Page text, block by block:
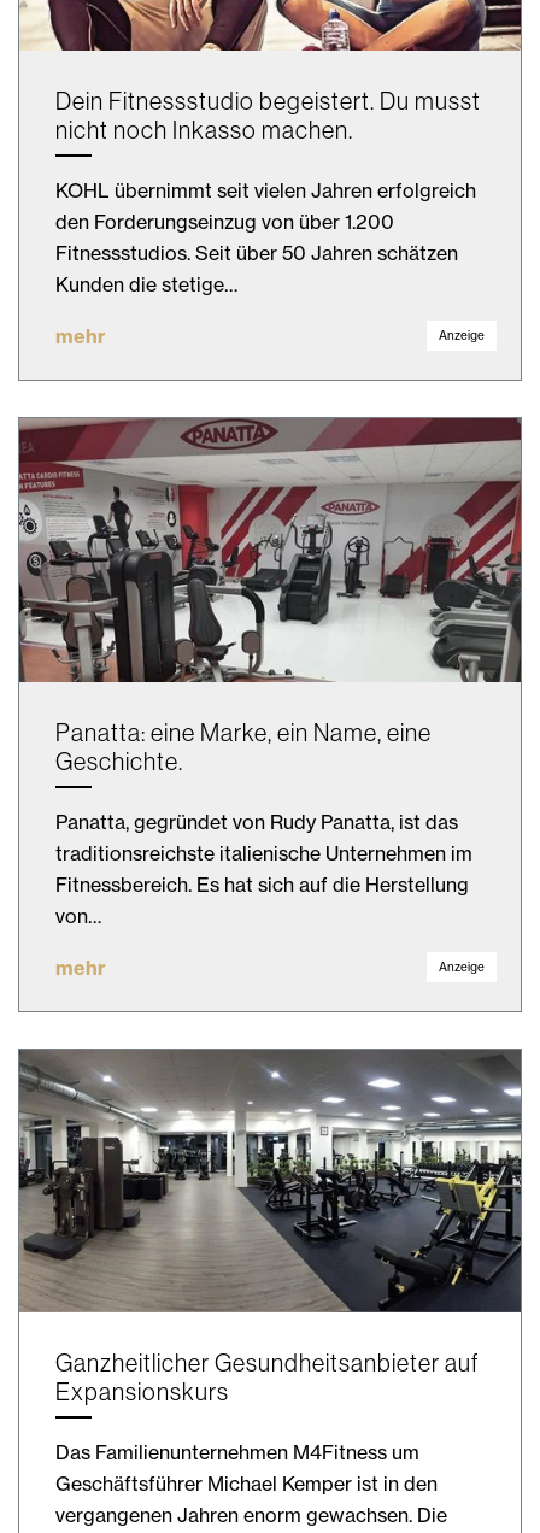
Dein Fitnessstudio begeistert. Du musst
nicht noch Inkasso machen.
KOHL übernimmt seit vielen Jahren erfolgreich
den Forderungseinzug von über 1.200
Fitnessstudios. Seit über 50 Jahren schätzen
Kunden die stetige…
mehr Anzeige
Panatta: eine Marke, ein Name, eine
Geschichte.
Panatta, gegründet von Rudy Panatta, ist das
traditionsreichste italienische Unternehmen im
Fitnessbereich. Es hat sich auf die Herstellung
von…
mehr Anzeige
Ganzheitlicher Gesundheitsanbieter auf
Expansionskurs
Das Familienunternehmen M4Fitness um
Geschäftsführer Michael Kemper ist in den
vergangenen Jahren enorm gewachsen. Die